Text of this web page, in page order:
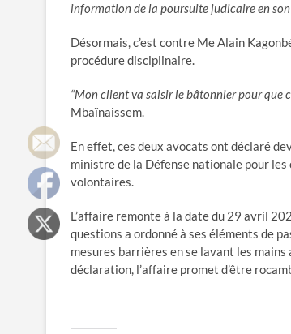
information de la poursuite judicaire en son
Désormais, c’est contre Me Alain
procédure disciplinaire.
“Mon client va saisir le bâtonnier pour que
Mbaïnaissem.
En effet, ces deux avocats ont déclaré
ministre de la Défense nationale pour les
volontaires.
L’affaire remonte à la date du 29 avril
questions a ordonné à ses éléments de
mesures barrières en se lavant les mains
déclaration, l’affaire promet d’être